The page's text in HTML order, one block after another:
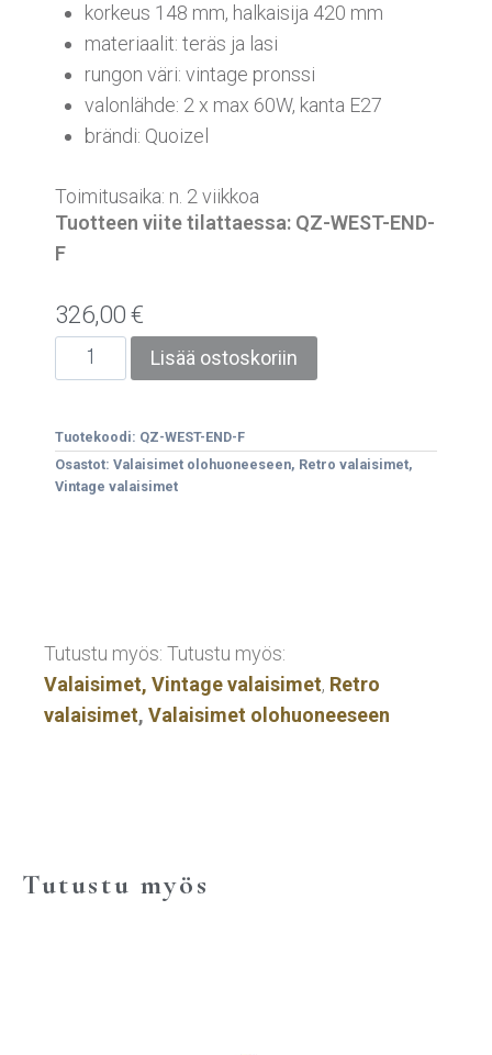
korkeus 148 mm, halkaisija 420 mm
materiaalit: teräs ja lasi
rungon väri: vintage pronssi
valonlähde: 2 x max 60W, kanta E27
brändi: Quoizel
Toimitusaika: n. 2 viikkoa
Tuotteen viite tilattaessa: QZ-WEST-END-
F
326,00€
Lisää ostoskoriin
Tuotekoodi: QZ-WEST-END-F
Osastot: Valaisimet olohuoneeseen, Retro valaisimet,
Vintage valaisimet
Tutustu myös: Tutustu myös:
Valaisimet, Vintage valaisimet, Retro
valaisimet, Valaisimet olohuoneeseen
Tutustu myös